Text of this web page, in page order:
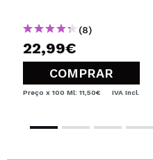
(8)
22,99€
COMPRAR
Preço x 100 Ml: 11,50€ IVA Incl.